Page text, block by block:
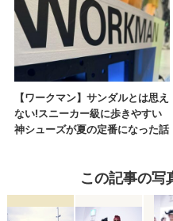
この記事の写